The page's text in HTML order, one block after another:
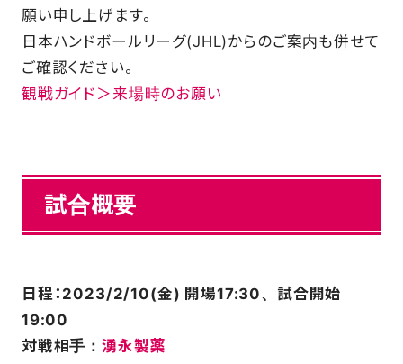
願い申し上げます。
日本ハンドボールリーグ(JHL)からのご案内も併せて
ご確認ください。
観戦ガイド＞来場時のお願い
試合概要
日程：2023/2/10(金) 開場17:30、試合開始
19:00
対戦相手：湧永製薬